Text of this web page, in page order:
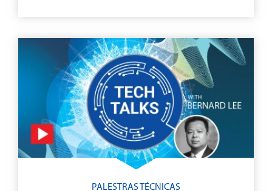
PALESTRAS TÉCNICAS